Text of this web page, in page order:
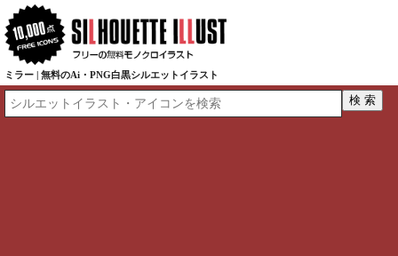
ミラー | 無料のAi・PNG白黒シルエットイラスト